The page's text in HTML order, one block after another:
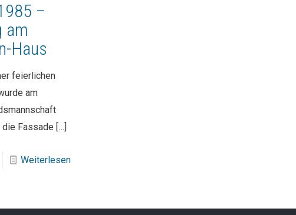
–
am
Haus
feierlichen
am
die Fassade […]
Weiterlesen